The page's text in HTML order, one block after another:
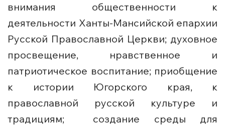
внимания общественности к
деятельности Ханты-Мансийской епархии
Русской Православной Церкви; духовное
просвещение, нравственное и
патриотическое воспитание; приобщение
к истории Югорского края, к
православной русской культуре и
традициям; создание среды для